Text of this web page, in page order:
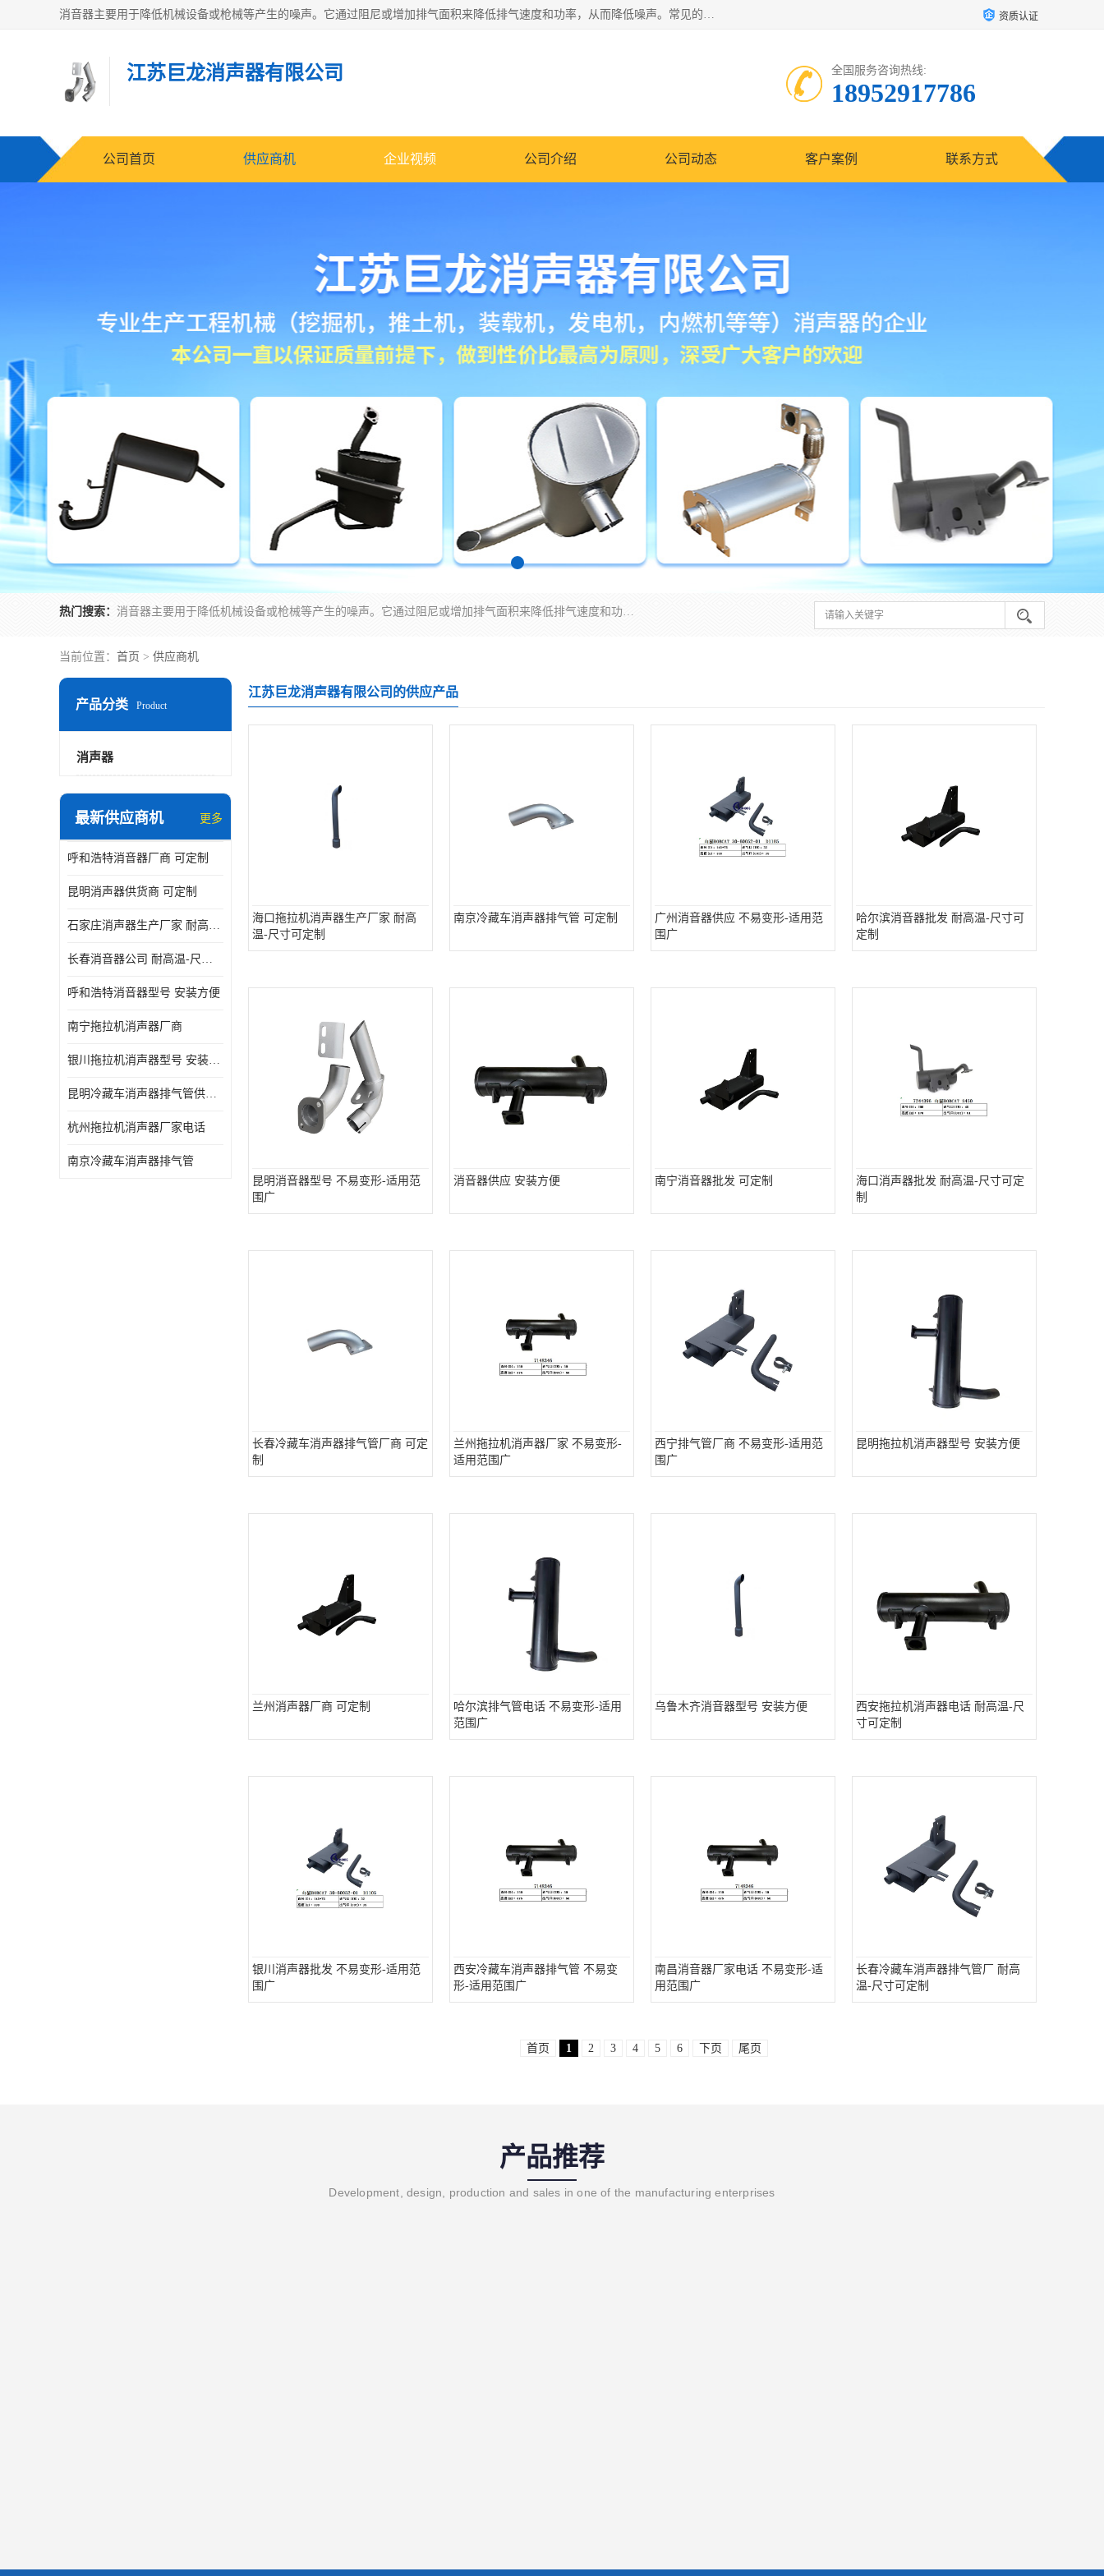
消音器主要用于降低机械设备或枪械等产生的噪声。它通过阻尼或增加排气面积来降低排气速度和功率，从而降低噪声。常见的消音器类型包括阻性消声器、抗性消声器、共振消声器以及阻抗复合式消声器等。这些消音器各有特点，适用于不同频率的噪声消除。 资质认证
江苏巨龙消声器有限公司 全国服务咨询热线:
18952917786
公司首页 供应商机 企业视频 公司介绍 公司动态 客户案例 联系方式
热门搜索： 消音器主要用于降低机械设备或枪械等产生的噪声。它通过阻尼或增加排气面积来降低排气速度和功率，从而降低噪声。常见的消音器类型包括阻性消声器、抗性消声器、共振消声器以及阻抗复合式消声器等。这些消音器各有特点，适用于不同频率的噪声消除。
当前位置： 首页 > 供应商机
产品分类 Product
消声器
最新供应商机 更多
呼和浩特消音器厂商 可定制
昆明消声器供货商 可定制
石家庄消声器生产厂家 耐高温-尺寸可定制
长春消音器公司 耐高温-尺寸可定制
呼和浩特消音器型号 安装方便
南宁拖拉机消声器厂商
银川拖拉机消声器型号 安装方便
昆明冷藏车消声器排气管供货商 可定制
杭州拖拉机消声器厂家电话
南京冷藏车消声器排气管
江苏巨龙消声器有限公司的供应产品
海口拖拉机消声器生产厂家 耐高
温-尺寸可定制
南京冷藏车消声器排气管 可定制
广州消音器供应 不易变形-适用范
围广
哈尔滨消音器批发 耐高温-尺寸可
定制
昆明消音器型号 不易变形-适用范
围广
消音器供应 安装方便 南宁消音器批发 可定制
海口消声器批发 耐高温-尺寸可定
制
长春冷藏车消声器排气管厂商 可定
制
兰州拖拉机消声器厂家 不易变形-
适用范围广
西宁排气管厂商 不易变形-适用范
围广
昆明拖拉机消声器型号 安装方便
兰州消声器厂商 可定制
哈尔滨排气管电话 不易变形-适用
范围广
乌鲁木齐消音器型号 安装方便
西安拖拉机消声器电话 耐高温-尺
寸可定制
银川消声器批发 不易变形-适用范
围广
西安冷藏车消声器排气管 不易变
形-适用范围广
南昌消音器厂家电话 不易变形-适
用范围广
长春冷藏车消声器排气管厂 耐高
温-尺寸可定制
首页 1 2 3 4 5 6 下页 尾页
产品推荐
Development, design, production and sales in one of the manufacturing enterprises